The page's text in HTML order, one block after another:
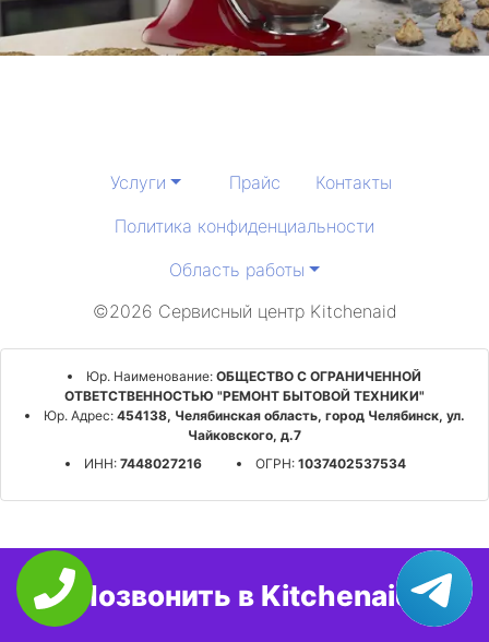
Услуги Прайс
Контакты
Политика конфиденциальности
Область работы
©2026 Сервисный центр Kitchenaid
Юр. Наименование: ОБЩЕСТВО С ОГРАНИЧЕННОЙ
ОТВЕТСТВЕННОСТЬЮ "РЕМОНТ БЫТОВОЙ ТЕХНИКИ"
Юр. Адрес:454138, Челябинская область, город Челябинск, ул.
Чайковского, д.7
ИНН: 7448027216 ОГРН: 1037402537534
Позвонить в Kitchenaid